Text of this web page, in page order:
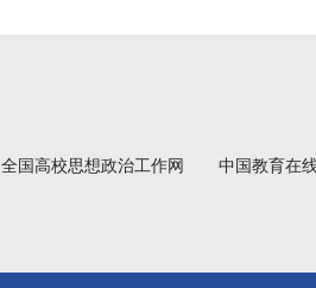
全国高校思想政治工作网
中国教育在